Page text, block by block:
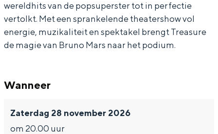
r
e
u
r
e
wereldhits van de popsuperster tot in perfectie
vertolkt. Met een sprankelende theatershow vol
energie, muzikaliteit en spektakel brengt Treasure
de magie van Bruno Mars naar het podium.
Wanneer
Zaterdag 28 november 2026
om 20.00 uur